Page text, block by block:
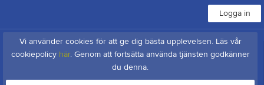
Logga in
Vi använder cookies för att ge dig bästa upplevelsen. Läs vår
cookiepolicy här. Genom att fortsätta använda tjänsten godkänner
du denna.